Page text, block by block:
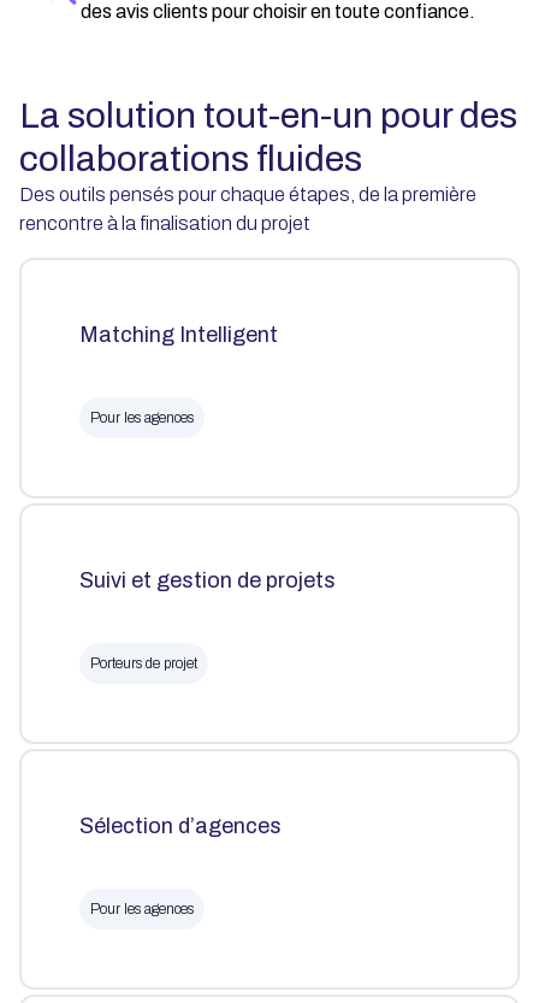
des avis clients pour choisir en toute confiance.
La solution tout-en-un pour des
collaborations fluides
Des outils pensés pour chaque étapes, de la première
rencontre à la finalisation du projet
Matching Intelligent
Pour les agences
Suivi et gestion de projets
Porteurs de projet
Sélection d’agences
Pour les agences